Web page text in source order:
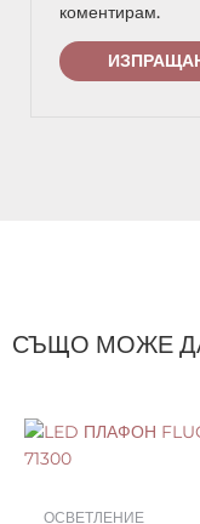
коментирам.
СЪЩО МОЖЕ
ОСВЕТЛЕНИЕ